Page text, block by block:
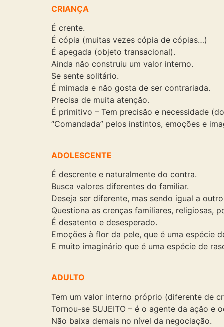
CRIANÇA
É crente.
É cópia (muitas vezes cópia de cópias…)
É apegada (objeto transacional).
Ainda não construiu um valor interno.
Se sente solitário.
É mimada e não gosta de ser contrariada.
Precisa de muita atenção.
É primitivo – Tem precisão e necessidade
“Comandada” pelos instintos, emoções e
ADOLESCENTE
É descrente e naturalmente do contra.
Busca valores diferentes do familiar.
Deseja ser diferente, mas sendo igual a
Questiona as crenças familiares, religiosas,
É desatento e desesperado.
Emoções à flor da pele, que é uma espécie
E muito imaginário que é uma espécie de
ADULTO
Tem um valor interno próprio (diferente de
Tornou-se SUJEITO – é o agente da ação e
Não baixa demais no nível da negociação.